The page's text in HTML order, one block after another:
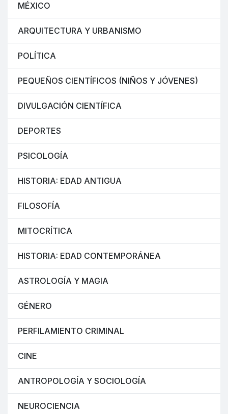
MÉXICO
ARQUITECTURA Y URBANISMO
POLÍTICA
PEQUEÑOS CIENTÍFICOS (NIÑOS Y JÓVENES)
DIVULGACIÓN CIENTÍFICA
DEPORTES
PSICOLOGÍA
HISTORIA: EDAD ANTIGUA
FILOSOFÍA
MITOCRÍTICA
HISTORIA: EDAD CONTEMPORÁNEA
ASTROLOGÍA Y MAGIA
GÉNERO
PERFILAMIENTO CRIMINAL
CINE
ANTROPOLOGÍA Y SOCIOLOGÍA
NEUROCIENCIA